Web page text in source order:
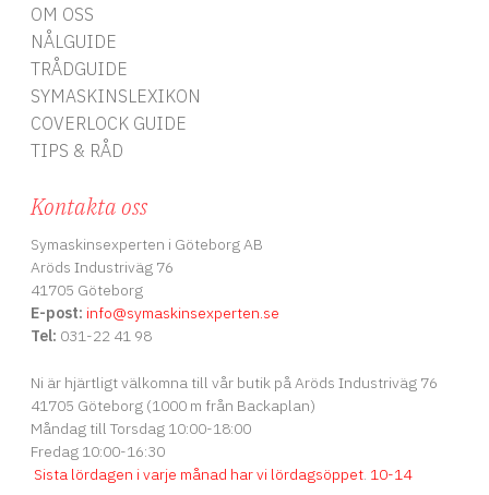
OM OSS
NÅLGUIDE
TRÅDGUIDE
SYMASKINSLEXIKON
COVERLOCK GUIDE
TIPS & RÅD
Kontakta oss
Symaskinsexperten i Göteborg AB
Aröds Industriväg 76
41705 Göteborg
E-post: info@symaskinsexperten.se
Tel: 031-22 41 98
Ni är hjärtligt välkomna till vår butik på Aröds Industriväg 76
41705 Göteborg (1000 m från Backaplan)
Måndag till Torsdag 10:00-18:00
Fredag 10:00-16:30
Sista lördagen i varje månad har vi lördagsöppet. 10-14